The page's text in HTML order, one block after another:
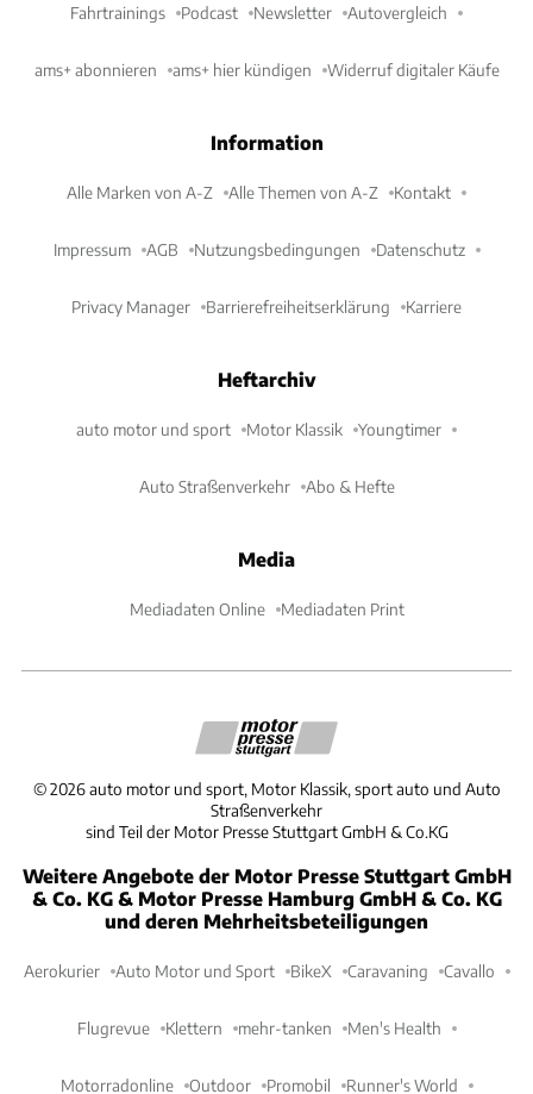
Fahrtrainings Podcast Newsletter Autovergleich
ams+ abonnieren ams+ hier kündigen Widerruf digitaler Käufe
Information
Alle Marken von A-Z Alle Themen von A-Z Kontakt
Impressum AGB Nutzungsbedingungen Datenschutz
Privacy Manager Barrierefreiheitserklärung Karriere
Heftarchiv
auto motor und sport Motor Klassik Youngtimer
Auto Straßenverkehr Abo & Hefte
Media
Mediadaten Online Mediadaten Print
©2026 auto motor und sport, Motor Klassik, sport auto und Auto
Straßenverkehr
sind Teil der Motor Presse Stuttgart GmbH & Co.KG
Weitere Angebote der Motor Presse Stuttgart GmbH
& Co. KG & Motor Presse Hamburg GmbH & Co. KG
und deren Mehrheitsbeteiligungen
Aerokurier Auto Motor und Sport BikeX Caravaning Cavallo
Flugrevue Klettern mehr-tanken Men's Health
Motorradonline Outdoor Promobil Runner's World